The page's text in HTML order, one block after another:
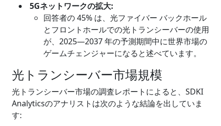
5Gネットワークの拡大:
回答者の 45% は、光ファイバー バックホール
とフロントホールでの光トランシーバーの使用
が、2025―2037 年の予測期間中に世界市場の
ゲームチェンジャーになると述べています。
光トランシーバー市場規模
光トランシーバー市場の調査レポートによると、SDKI
Analyticsのアナリストは次のような結論を出していま
す: